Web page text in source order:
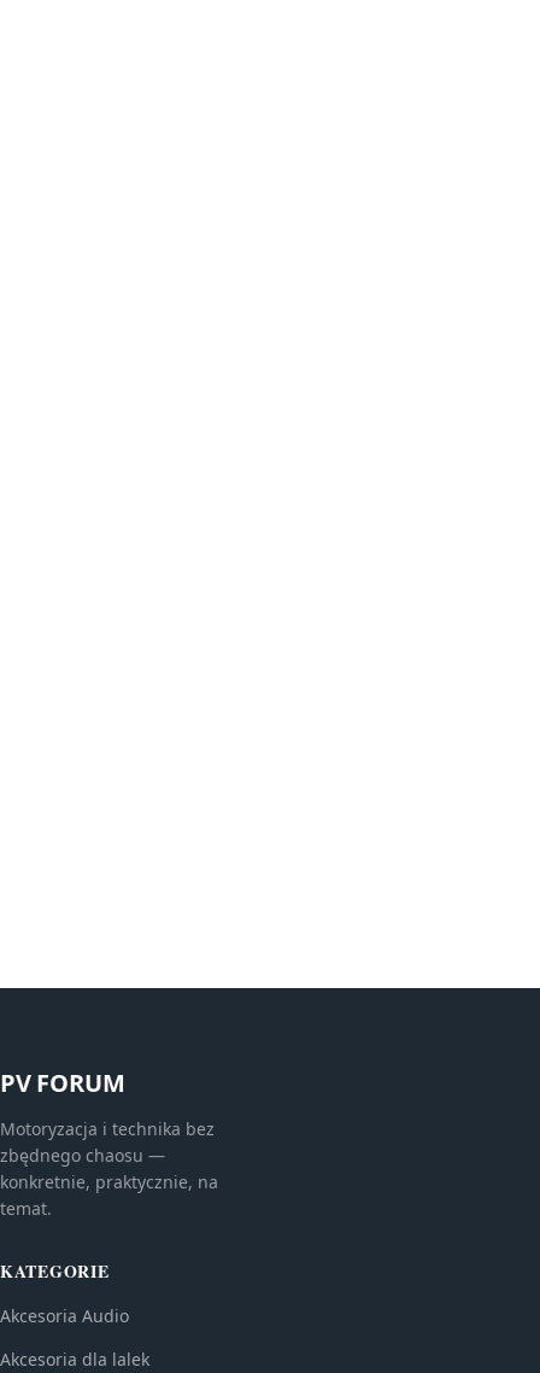
PV FORUM
Motoryzacja i technika bez
zbędnego chaosu —
konkretnie, praktycznie, na
temat.
KATEGORIE
Akcesoria Audio
Akcesoria dla lalek